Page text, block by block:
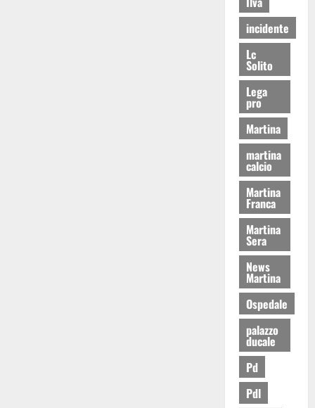
incidente
Lc
Solito
Lega
pro
Martina
martina
calcio
Martina
Franca
Martina
Sera
News
Martina
Ospedale
palazzo
ducale
Pd
Pdl